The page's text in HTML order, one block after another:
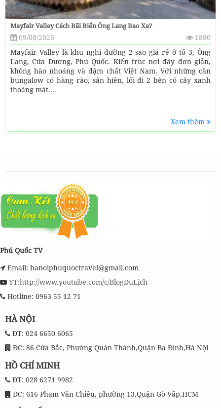
Mayfair Valley Cách Bãi Biển Ông Lang Bao Xa?
09/08/2026
1880
Mayfair Valley là khu nghỉ dưỡng 2 sao giá rẻ ở tổ 3, Ông
Lang, Cửa Dương, Phú Quốc. Kiến trúc nơi đây đơn giản,
không hào nhoáng và đậm chất Việt Nam. Với những căn
bungalow có hàng rào, sân hiên, lối đi 2 bên có cây xanh
thoáng mát....
Xem thêm
Phú Quốc TV
Email: hanoiphuquoctravel@gmail.com
YT:http://www.youtube.com/c/BlogDuLịch
Hotline: 0963 55 12 71
HÀ NỘI
ĐT: 024 6650 6065
ĐC: 86 Cửa Bắc, Phường Quán Thánh,Quận Ba Đình,Hà Nội
HỒ CHÍ MINH
ĐT: 028 6271 9982
ĐC: 616 Phạm Văn Chiêu, phường 13,Quận Gò Vấp,HCM